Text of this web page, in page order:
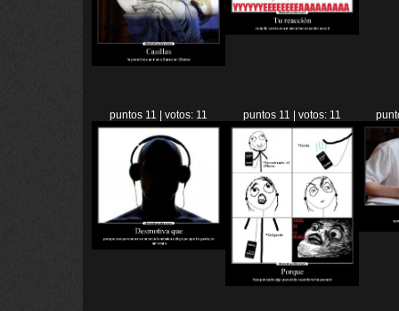
puntos 11 | votos: 11 puntos 11 | votos: 11